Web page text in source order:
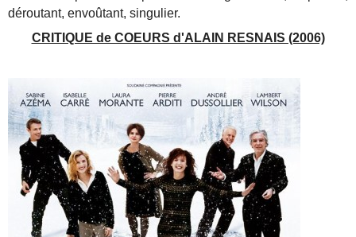
déroutant, envoûtant, singulier.
CRITIQUE de COEURS d'ALAIN RESNAIS (2006)